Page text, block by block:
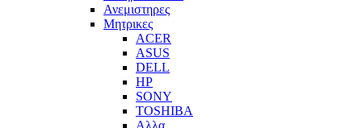
Ανεμιστηρες
Μητρικες
ACER
ASUS
DELL
HP
SONY
TOSHIBA
Αλλα